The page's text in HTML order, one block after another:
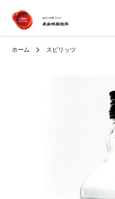
ホーム スピリッツ